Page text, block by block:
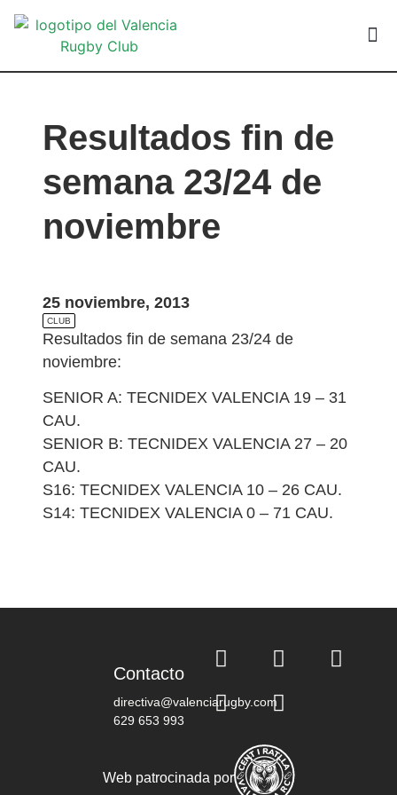
Resultados fin de
semana 23/24 de
noviembre
25 noviembre, 2013
CLUB
Resultados fin de semana 23/24 de
noviembre:
SENIOR A: TECNIDEX VALENCIA 19 – 31
CAU.
SENIOR B: TECNIDEX VALENCIA 27 – 20
CAU.
S16: TECNIDEX VALENCIA 10 – 26 CAU.
S14: TECNIDEX VALENCIA 0 – 71 CAU.
Contacto
directiva@valenciarugby.com
629 653 993
Web patrocinada por